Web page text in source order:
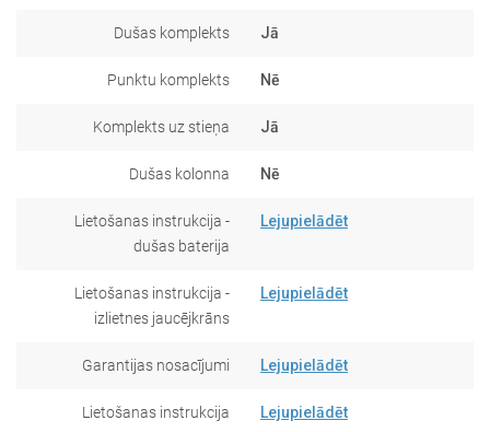
Dušas komplekts Jā
Punktu komplekts Nē
Komplekts uz stieņa Jā
Dušas kolonna Nē
Lietošanas instrukcija -
dušas baterija
Lejupielādēt
Lietošanas instrukcija -
izlietnes jaucējkrāns
Lejupielādēt
Garantijas nosacījumi Lejupielādēt
Lietošanas instrukcija Lejupielādēt